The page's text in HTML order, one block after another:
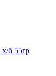
х/б 55гр